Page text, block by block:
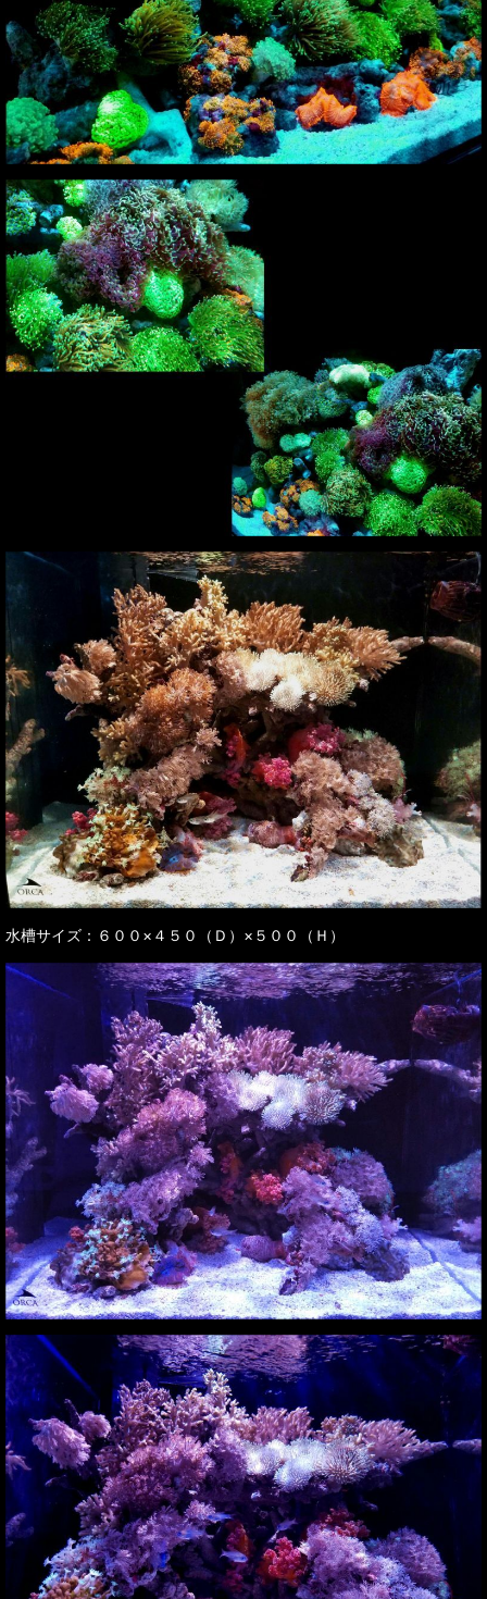
水槽サイズ：６００×４５０（Ｄ）×５００（Ｈ）